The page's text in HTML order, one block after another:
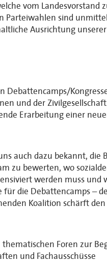
vom Landesvorstand
Parteiwahlen sind
Ausrichtung
Debattencamps/
und der
Erarbeitung einer
auch dazu bekannt,
zu bewerten, wo
werden muss und
die Debattencamps –
Koalition schärft
Foren zur
und Fachausschüsse